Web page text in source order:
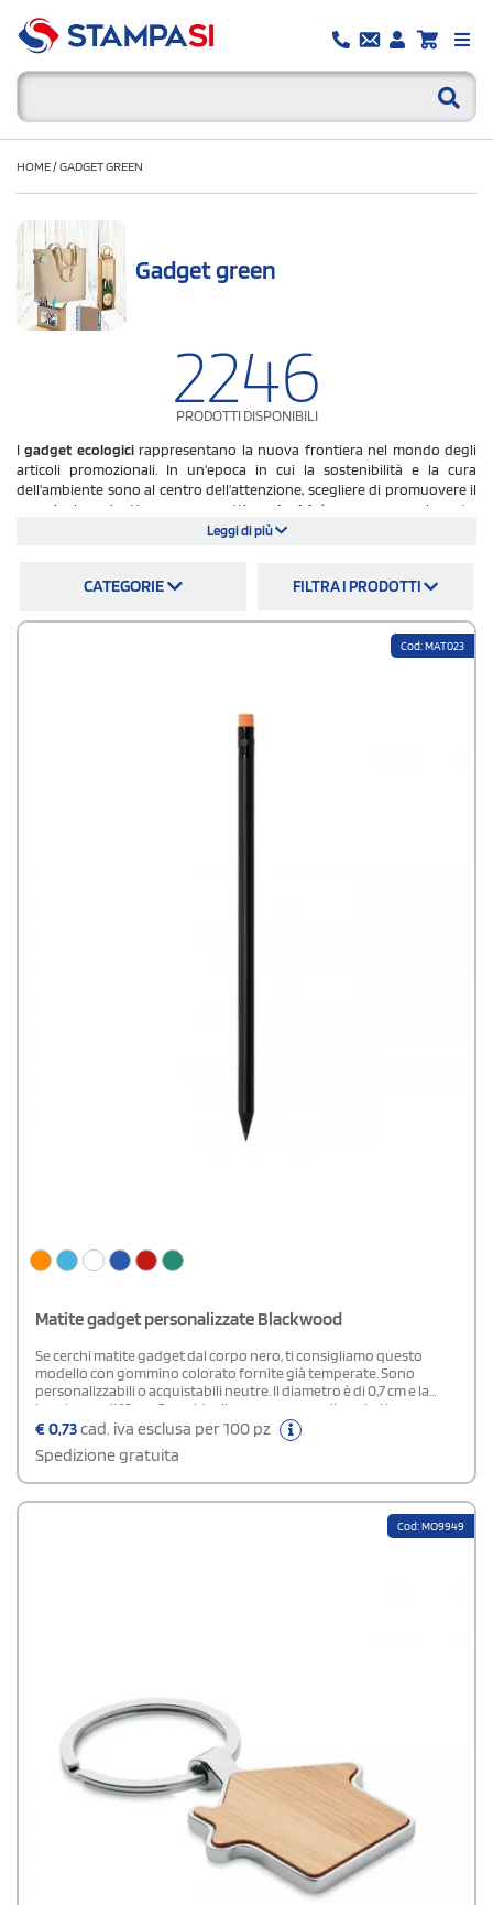
HOME/GADGET GREEN
Gadget green
2246
PRODOTTI DISPONIBILI
Igadget ecologicirappresentano la nuova frontiera nel mondo degli
articoli promozionali. In un'epoca in cui la sostenibilità e la cura
dell'ambiente sono al centro dell'attenzione, scegliere di promuovere il
proprio brand attraverso oggetti
ecologici è una mossa vincente.
gadget ecologico personalizzato
presta alla perfezione per
fiere, eventi aziendali, congressi e iniziative
dettaglio e la responsabilità ambientale fanno la differenza.
Leggi di più
CATEGORIE FILTRA I PRODOTTI
Cod: MAT023
Matite gadget personalizzate Blackwood
Se cerchi matite gadget dal corpo nero, ti consigliamo questo
modello con gommino colorato fornite già temperate. Sono
personalizzabili o acquistabili neutre. Il diametro è di 0,7 cm e la
lunghezza di 19 cm. Sono ideali per campagne di marketing
aziendali economiche.
€0,73cad. iva esclusa per 100 pz
Spedizione gratuita
Cod: MO9949